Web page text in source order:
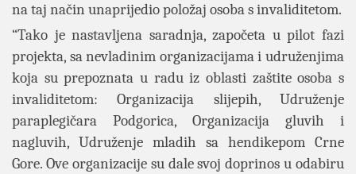
na taj način unaprijedio položaj osoba s invaliditetom.
“Tako je nastavljena saradnja, započeta u pilot fazi
projekta, sa nevladinim organizacijama i udruženjima
koja su prepoznata u radu iz oblasti zaštite osoba s
invaliditetom: Organizacija slijepih, Udruženje
paraplegičara Podgorica, Organizacija gluvih i
nagluvih, Udruženje mladih sa hendikepom Crne
Gore. Ove organizacije su dale svoj doprinos u odabiru